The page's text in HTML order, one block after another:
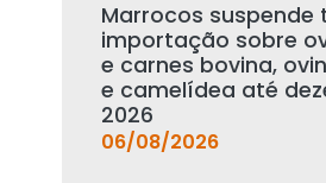
Marrocos suspende
importação sobre
e carnes bovina,
e camelídea até
2026
06/08/2026